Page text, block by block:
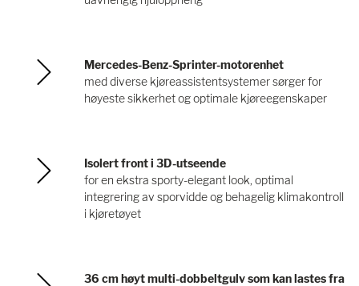
Mercedes-Benz-Sprinter-motorenhet
med diverse kjøreassistentsystemer sørger for
høyeste sikkerhet og optimale kjøreegenskaper
Isolert front i 3D-utseende
for en ekstra sporty-elegant look, optimal
integrering av sporvidde og behagelig klimakontroll
i kjøretøyet
36 cm høyt multi-dobbeltgulv som kan lastes fra